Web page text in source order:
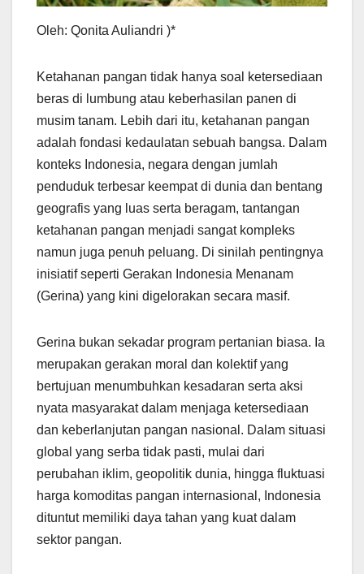
Oleh: Qonita Auliandri )*
Ketahanan pangan tidak hanya soal ketersediaan
beras di lumbung atau keberhasilan panen di
musim tanam. Lebih dari itu, ketahanan pangan
adalah fondasi kedaulatan sebuah bangsa. Dalam
konteks Indonesia, negara dengan jumlah
penduduk terbesar keempat di dunia dan bentang
geografis yang luas serta beragam, tantangan
ketahanan pangan menjadi sangat kompleks
namun juga penuh peluang. Di sinilah pentingnya
inisiatif seperti Gerakan Indonesia Menanam
(Gerina) yang kini digelorakan secara masif.
Gerina bukan sekadar program pertanian biasa. Ia
merupakan gerakan moral dan kolektif yang
bertujuan menumbuhkan kesadaran serta aksi
nyata masyarakat dalam menjaga ketersediaan
dan keberlanjutan pangan nasional. Dalam situasi
global yang serba tidak pasti, mulai dari
perubahan iklim, geopolitik dunia, hingga fluktuasi
harga komoditas pangan internasional, Indonesia
dituntut memiliki daya tahan yang kuat dalam
sektor pangan.